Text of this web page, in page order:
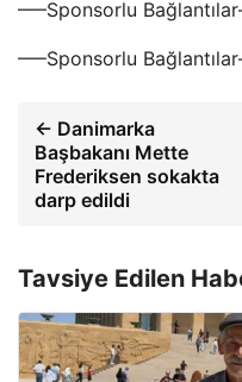
—–Sponsorlu
—–Sponsorlu
← Danimarka
Başbakanı Mette
Frederiksen sokakta
darp edildi
Tavsiye Edilen